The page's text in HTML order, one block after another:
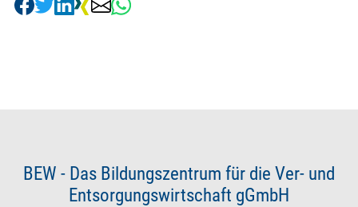
BEW - Das Bildungszentrum für die Ver- und
Entsorgungswirtschaft gGmbH